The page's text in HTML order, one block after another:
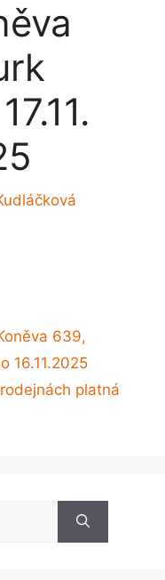
639,
16.11.2025
platná